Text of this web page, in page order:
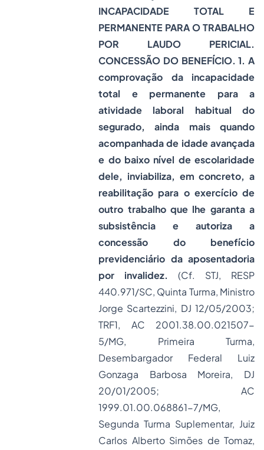
INCAPACIDADE TOTAL E
PERMANENTE PARA O TRABALHO
POR LAUDO PERICIAL.
CONCESSÃO DO BENEFÍCIO. 1. A
comprovação da incapacidade
total e permanente para a
atividade laboral habitual do
segurado, ainda mais quando
acompanhada de idade avançada
e do baixo nível de escolaridade
dele, inviabiliza, em concreto, a
reabilitação para o exercício de
outro trabalho que lhe garanta a
subsistência e autoriza a
concessão do benefício
previdenciário da aposentadoria
por invalidez.
(Cf. STJ, RESP
440.971/SC, Quinta Turma, Ministro
Jorge Scartezzini, DJ 12/05/2003;
TRF1, AC 2001.38.00.021507-
5/MG, Primeira Turma,
Desembargador Federal Luiz
Gonzaga Barbosa Moreira, DJ
20/01/2005; AC
1999.01.00.068861-7/MG,
Segunda Turma Suplementar, Juiz
Carlos Alberto Simões de Tomaz,